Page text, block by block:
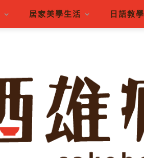
居家美學生活 日語教學